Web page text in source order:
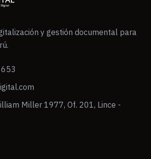
y gestión documental para
Miller 1977, Of. 201, Lince -